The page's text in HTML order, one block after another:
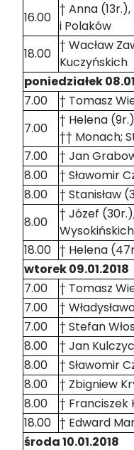
16.00
† Anna
i Polaków
18.00
† Wacław
Kuczyńskich
poniedziałek
7.00
† Tomasz
7.00
† Helena
†† Monach;
7.00
† Jan
8.00
† Sławomir
8.00
† Stanisław
8.00
† Józef
Wysokińskich
18.00 † Helena
wtorek 09.01.2018
7.00
† Tomasz
7.00
†
7.00
† Stefan
8.00
† Jan
8.00
† Sławomir
8.00
† Zbigniew
8.00
† Franciszek
18.00 † Edward
środa 10.01.2018